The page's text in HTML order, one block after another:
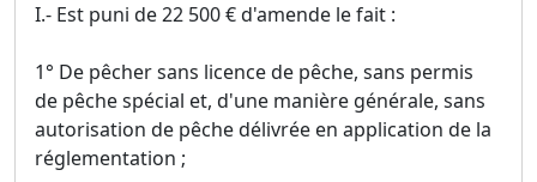
I.- Est puni de 22 500 € d'amende le fait :
1° De pêcher sans licence de pêche, sans permis
de pêche spécial et, d'une manière générale, sans
autorisation de pêche délivrée en application de la
réglementation ;